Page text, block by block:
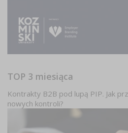
TOP 3 miesiąca
Kontrakty B2B pod lupą PIP. Jak
nowych kontroli?